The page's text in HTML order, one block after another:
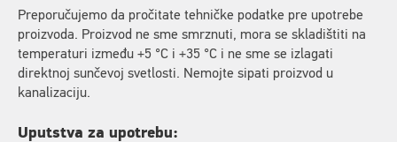
Preporučujemo da pročitate tehničke podatke pre upotrebe
proizvoda. Proizvod ne sme smrznuti, mora se skladištiti na
temperaturi između +5 °C i +35 °C i ne sme se izlagati
direktnoj sunčevoj svetlosti. Nemojte sipati proizvod u
kanalizaciju.
Uputstva za upotrebu: